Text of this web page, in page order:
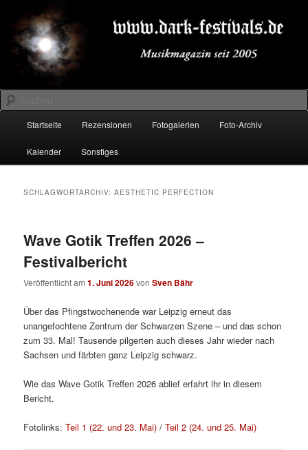
primären
Inhalt
springen
sekundären
Inhalt
springenDARK-FESTIVALS.DE
Suchen
Startseite Rezensionen Fotogalerien Foto-Archiv
Kalender Sonstiges
SCHLAGWORTARCHIV:AESTHETIC PERFECTION
Wave Gotik Treffen 2026 –
Festivalbericht
Veröffentlicht am1. Juni 2026vonSven Bähr
Über das Pfingstwochenende war Leipzig erneut das
unangefochtene Zentrum der Schwarzen Szene – und das schon
zum 33. Mal! Tausende pilgerten auch dieses Jahr wieder nach
Sachsen und färbten ganz Leipzig schwarz.
Wie das Wave Gotik Treffen 2026 ablief erfahrt ihr in diesem
Bericht.
Fotolinks:Teil 1 (22. und 23. Mai) /Teil 2 (24. und 25. Mai)